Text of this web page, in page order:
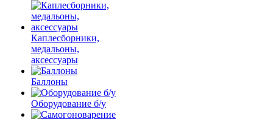
Каплесборники,
медальоны,
аксессуары
Баллоны
Оборудование б/у